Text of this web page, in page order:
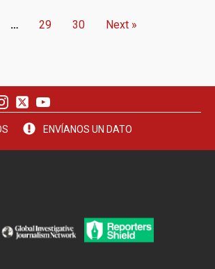
… 29 30 Next »
ENVÍANOS UN DATO